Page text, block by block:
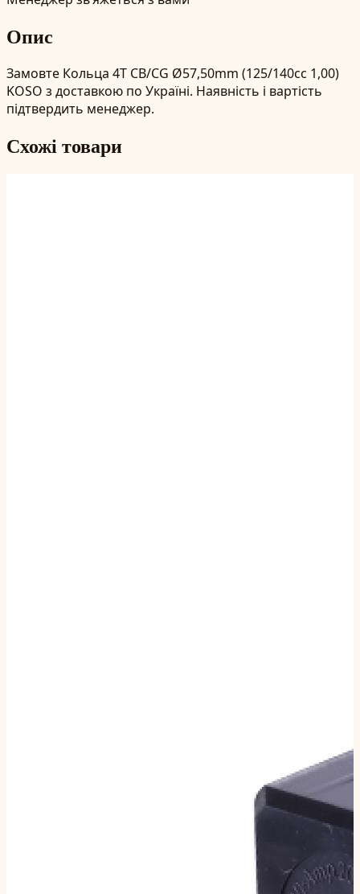
Опис
Замовте Кольца 4T CB/CG Ø57,50mm (125/140cc 1,00)
KOSO з доставкою по Україні. Наявність і вартість
підтвердить менеджер.
Схожі товари